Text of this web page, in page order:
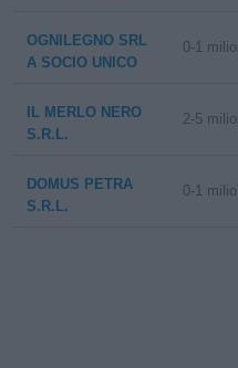
OGNILEGNO SRL
A SOCIO UNICO
0-1
IL MERLO NERO
S.R.L.
2-5
DOMUS PETRA
S.R.L.
0-1